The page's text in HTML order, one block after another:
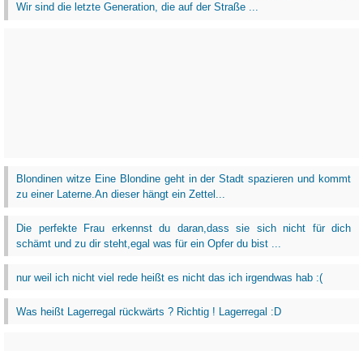
Wir sind die letzte Generation, die auf der Straße ...
Blondinen witze Eine Blondine geht in der Stadt spazieren und kommt
zu einer Laterne.An dieser hängt ein Zettel...
Die perfekte Frau erkennst du daran,dass sie sich nicht für dich
schämt und zu dir steht,egal was für ein Opfer du bist ...
nur weil ich nicht viel rede heißt es nicht das ich irgendwas hab :(
Was heißt Lagerregal rückwärts ? Richtig ! Lagerregal :D